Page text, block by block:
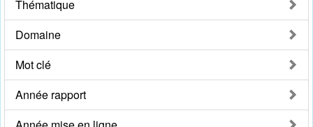
Thématique
Domaine
Mot clé
Année rapport